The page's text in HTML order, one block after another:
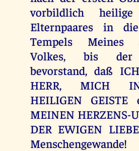
vorbildlich
Elternpaares in
Tempels Meines
Volkes, bis der
bevorstand, daß
HERR, MICH
HEILIGEN GEISTE
MEINEN HERZENS-
DER EWIGEN
Menschengewande!